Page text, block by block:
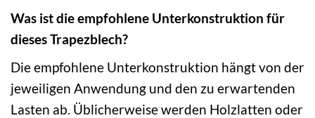
Was ist die empfohlene Unterkonstruktion für
dieses Trapezblech?
Die empfohlene Unterkonstruktion hängt von der
jeweiligen Anwendung und den zu erwartenden
Lasten ab. Üblicherweise werden Holzlatten oder